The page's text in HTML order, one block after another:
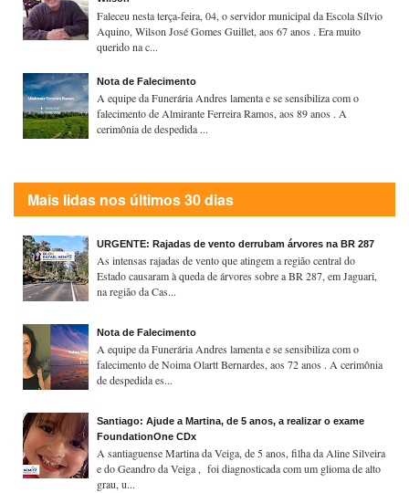
Faleceu nesta terça-feira, 04, o servidor municipal da Escola Sílvio
Aquino, Wilson José Gomes Guillet, aos 67 anos . Era muito
querido na c...
Nota de Falecimento
A equipe da Funerária Andres lamenta e se sensibiliza com o
falecimento de Almirante Ferreira Ramos, aos 89 anos . A
cerimônia de despedida ...
Mais lidas nos últimos 30 dias
URGENTE: Rajadas de vento derrubam árvores na BR 287
As intensas rajadas de vento que atingem a região central do
Estado causaram à queda de árvores sobre a BR 287, em Jaguari,
na região da Cas...
Nota de Falecimento
A equipe da Funerária Andres lamenta e se sensibiliza com o
falecimento de Noima Olartt Bernardes, aos 72 anos . A cerimônia
de despedida es...
Santiago: Ajude a Martina, de 5 anos, a realizar o exame
FoundationOne CDx
A santiaguense Martina da Veiga, de 5 anos, filha da Aline Silveira
e do Geandro da Veiga , foi diagnosticada com um glioma de alto
grau, u...